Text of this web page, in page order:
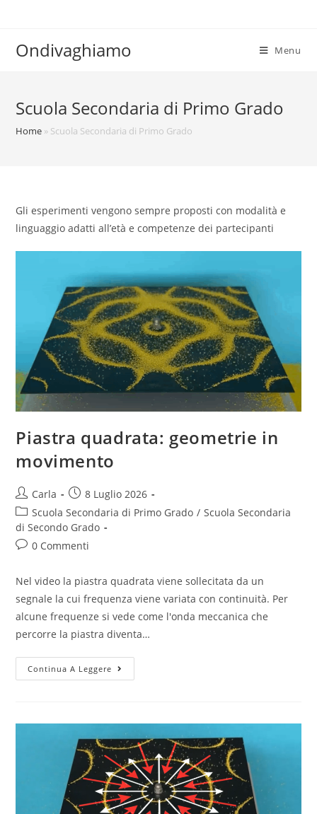
contenuto
Ondivaghiamo Menu
Scuola Secondaria di Primo Grado
Home » Scuola Secondaria di Primo Grado
Gli esperimenti vengono sempre proposti con modalità e
linguaggio adatti all’età e competenze dei partecipanti
Piastra quadrata: geometrie in
movimento
Post
author:
Carla
Post
published:
8 Luglio 2026
Post
category:
Scuola Secondaria di Primo Grado / Scuola Secondaria
di Secondo Grado
Post0 Commenti
Nel video la piastra quadrata viene sollecitata da un
segnale la cui frequenza viene variata con continuità. Per
alcune frequenze si vede come l'onda meccanica che
percorre la piastra diventa…
Continua A Leggere
quadrata:
movimento